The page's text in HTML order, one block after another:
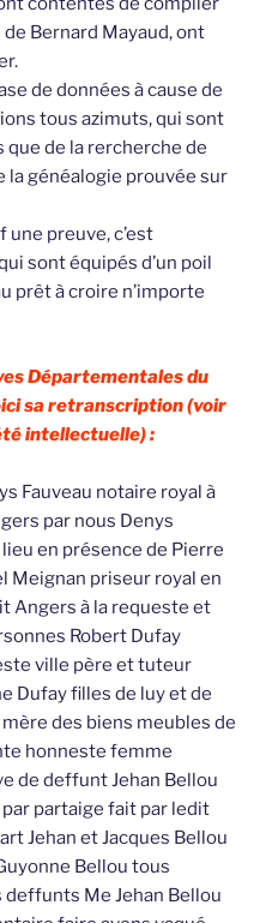
Bernard Mayaud, ont
de données à cause de
tous azimuts, qui sont
que de la rercherche de
la généalogie prouvée sur
preuve, c’est
sont équipés d’un poil
prêt à croire n’importe
Départementales du
sa retranscription (voir
intellectuelle) :
Fauveau notaire royal à
par nous Denys
en présence de Pierre
Meignan priseur royal en
Angers à la requeste et
Robert Dufay
ville père et tuteur
Dufay filles de luy et de
des biens meubles de
honneste femme
de deffunt Jehan Bellou
partaige fait par ledit
Jehan et Jacques Bellou
Bellou tous
Me Jehan Bellou